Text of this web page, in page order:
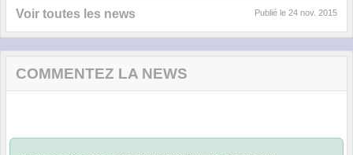
Voir toutes les news Publié le 24 nov. 2015
COMMENTEZ LA NEWS